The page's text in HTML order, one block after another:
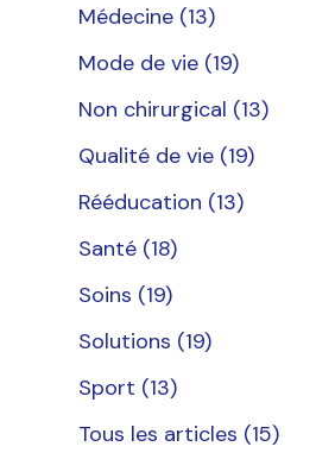
Médecine (13)
Mode de vie (19)
Non chirurgical (13)
Qualité de vie (19)
Rééducation (13)
Santé (18)
Soins (19)
Solutions (19)
Sport (13)
Tous les articles (15)